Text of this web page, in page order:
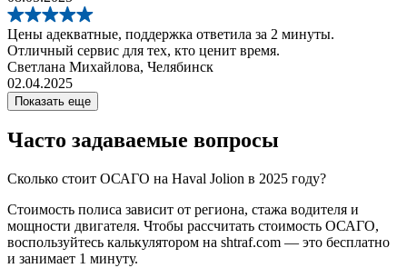
Цены адекватные, поддержка ответила за 2 минуты.
Отличный сервис для тех, кто ценит время.
Светлана Михайлова, Челябинск
02.04.2025
Показать еще
Часто задаваемые вопросы
Сколько стоит ОСАГО на Haval Jolion в 2025 году?
Стоимость полиса зависит от региона, стажа водителя и
мощности двигателя. Чтобы рассчитать стоимость ОСАГО,
воспользуйтесь калькулятором на shtraf.com — это бесплатно
и занимает 1 минуту.